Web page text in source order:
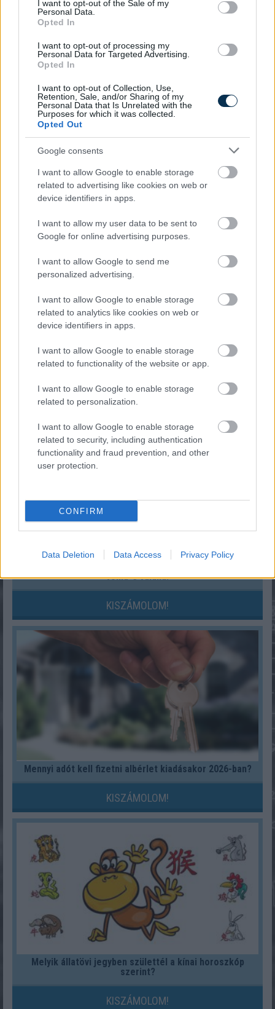
I want to opt-out of the Sale of my
Personal Data.
Opted In
I want to opt-out of processing my
Personal Data for Targeted Advertising.
Opted In
I want to opt-out of Collection, Use,
Retention, Sale, and/or Sharing of my
Personal Data that Is Unrelated with the
Purposes for which it was collected.
Opted Out
Google consents
I want to allow Google to enable storage
related to advertising like cookies on web or
device identifiers in apps.
I want to allow my user data to be sent to
Google for online advertising purposes.
I want to allow Google to send me
personalized advertising.
I want to allow Google to enable storage
related to analytics like cookies on web or
device identifiers in apps.
I want to allow Google to enable storage
related to functionality of the website or app.
I want to allow Google to enable storage
related to personalization.
I want to allow Google to enable storage
related to security, including authentication
functionality and fraud prevention, and other
user protection.
CONFIRM
Data Deletion Data Access Privacy Policy
És ezeket kiszámoltad már?
KISZÁMOLOM!
volna-e valaha!
KISZÁMOLOM!
Mennyi adót kell fizetni albérlet kiadásakor 2026-ban?
KISZÁMOLOM!
Melyik állatövi jegyben születtél a kínai horoszkóp
szerint?
KISZÁMOLOM!